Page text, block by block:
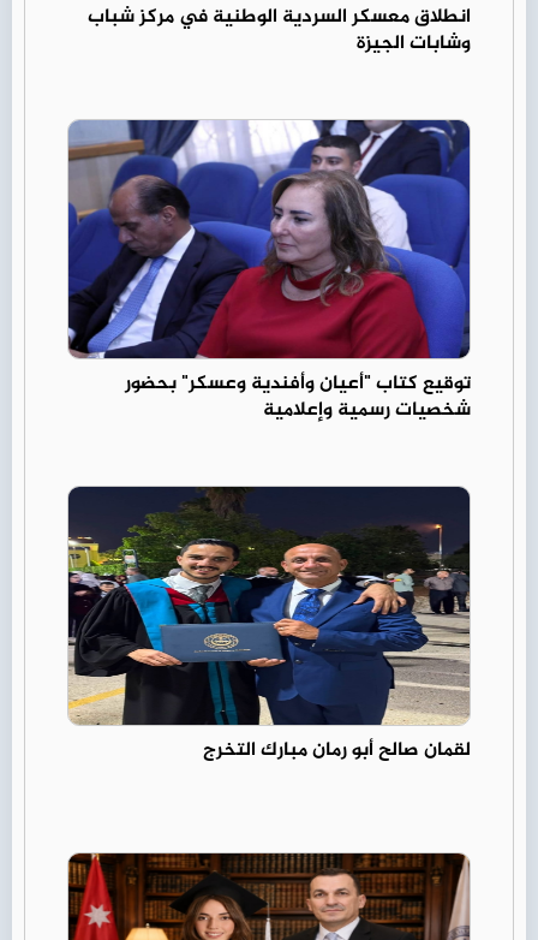
انطلاق معسكر السردية الوطنية في مركز شباب
وشابات الجيزة
توقيع كتاب "أعيان وأفندية وعسكر" بحضور
شخصيات رسمية وإعلامية
لقمان صالح أبو رمان مبارك التخرج